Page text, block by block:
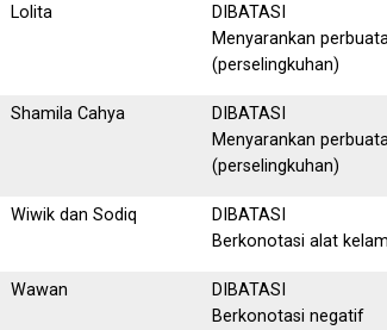
Lolita
DIBATASI
Menyarankan
(perselingkuhan)
Shamila Cahya
DIBATASI
Menyarankan
(perselingkuhan)
Wiwik dan Sodiq
DIBATASI
Berkonotasi alat
Wawan
DIBATASI
Berkonotasi negatif